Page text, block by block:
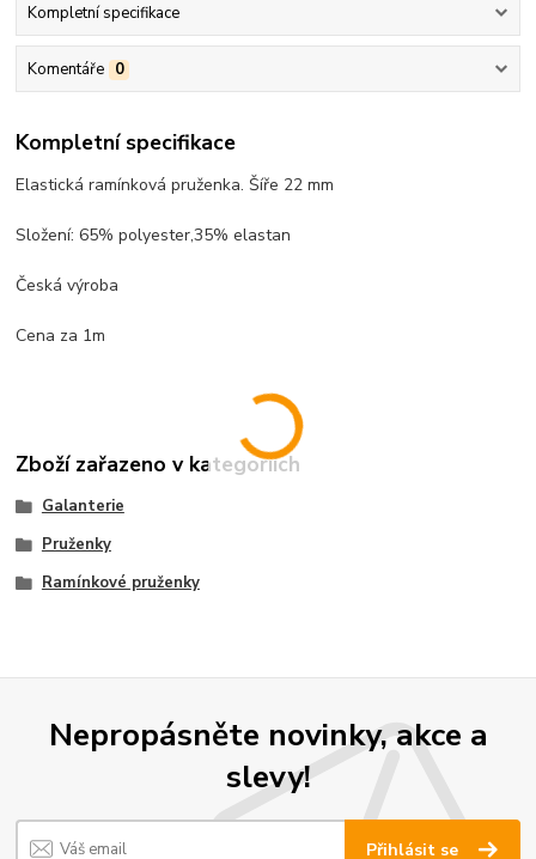
Kompletní specifikace
Komentáře 0
Kompletní specifikace
Elastická ramínková pruženka. Šíře 22 mm
Složení: 65% polyester,35% elastan
Česká výroba
Cena za 1m
Zboží zařazeno v kategoriích
Galanterie
Pruženky
Ramínkové pruženky
Nepropásněte novinky, akce a
slevy!
Přihlásit se